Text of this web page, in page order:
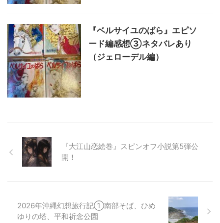
『ベルサイユのばら』エピソ
ード編感想③ネタバレあり
（ジェローデル編）
『大江山恋絵巻』スピンオフ小説第5弾公
開！
2026年沖縄幻想旅行記①南部そば、ひめ
ゆりの塔、平和祈念公園